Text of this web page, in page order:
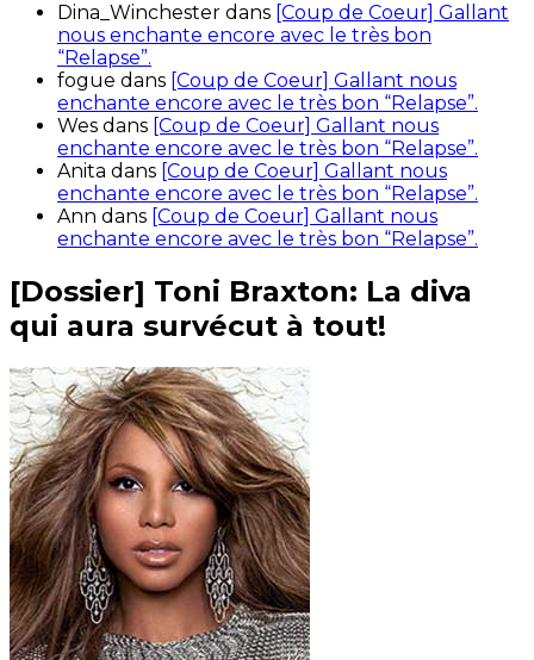
Dina_Winchester dans [Coup de Coeur] Gallant
nous enchante encore avec le très bon
“Relapse”.
fogue dans [Coup de Coeur] Gallant nous
enchante encore avec le très bon “Relapse”.
Wes dans [Coup de Coeur] Gallant nous
enchante encore avec le très bon “Relapse”.
Anita dans [Coup de Coeur] Gallant nous
enchante encore avec le très bon “Relapse”.
Ann dans [Coup de Coeur] Gallant nous
enchante encore avec le très bon “Relapse”.
[Dossier] Toni Braxton: La diva
qui aura survécut à tout!